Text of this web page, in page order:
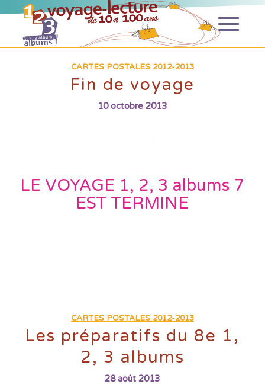
CARTES POSTALES 2012-2013
Fin de voyage
10 octobre 2013
LE VOYAGE 1, 2, 3 albums 7
EST TERMINE
CARTES POSTALES 2012-2013
Les préparatifs du 8e 1,
2, 3 albums
28 août 2013